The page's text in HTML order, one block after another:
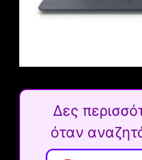
Δες
όταν